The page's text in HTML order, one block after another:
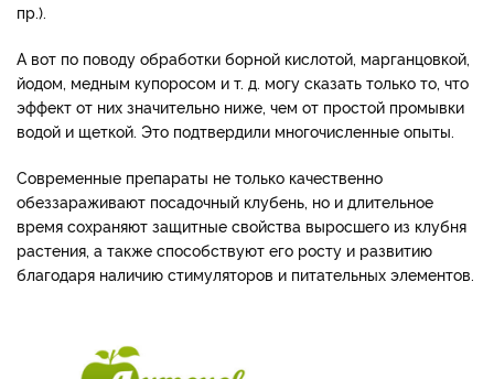
пр.).
А вот по поводу обработки борной кислотой, марганцовкой,
йодом, медным купоросом и т. д. могу сказать только то, что
эффект от них значительно ниже, чем от простой промывки
водой и щеткой. Это подтвердили многочисленные опыты.
Современные препараты не только качественно
обеззараживают посадочный клубень, но и длительное
время сохраняют защитные свойства выросшего из клубня
растения, а также способствуют его росту и развитию
благодаря наличию стимуляторов и питательных элементов.